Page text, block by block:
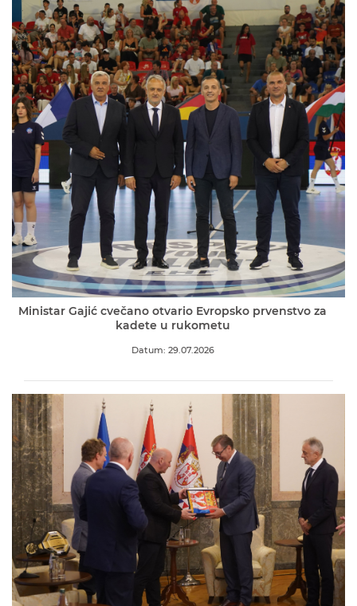
Ministar Gajić cvečano otvario Evropsko prvenstvo za
kadete u rukometu
Datum: 29.07.2026